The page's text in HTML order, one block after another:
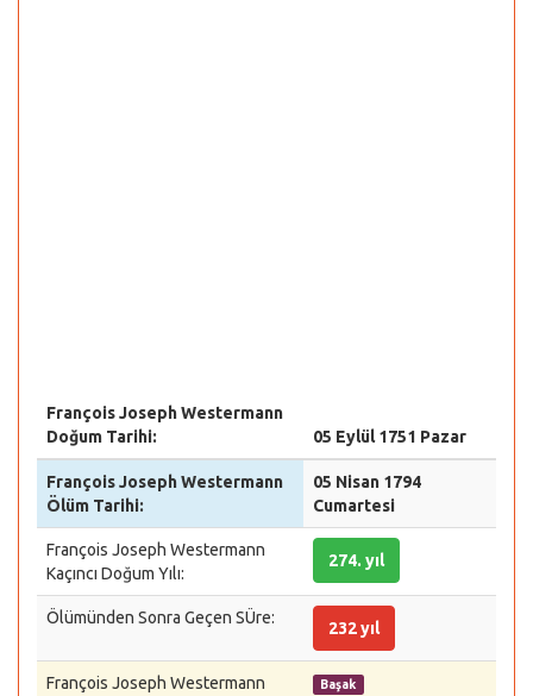
François Joseph Westermann
Doğum Tarihi:
05 Eylül 1751 Pazar
François Joseph Westermann
Ölüm Tarihi:
05 Nisan 1794
Cumartesi
François Joseph Westermann
Kaçıncı Doğum Yılı:
274. yıl
Ölümünden Sonra Geçen SÜre:
232 yıl
François Joseph Westermann
Başak